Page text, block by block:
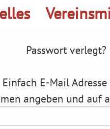
Passwort verlegt?
Einfach E-Mail
angeben und auf